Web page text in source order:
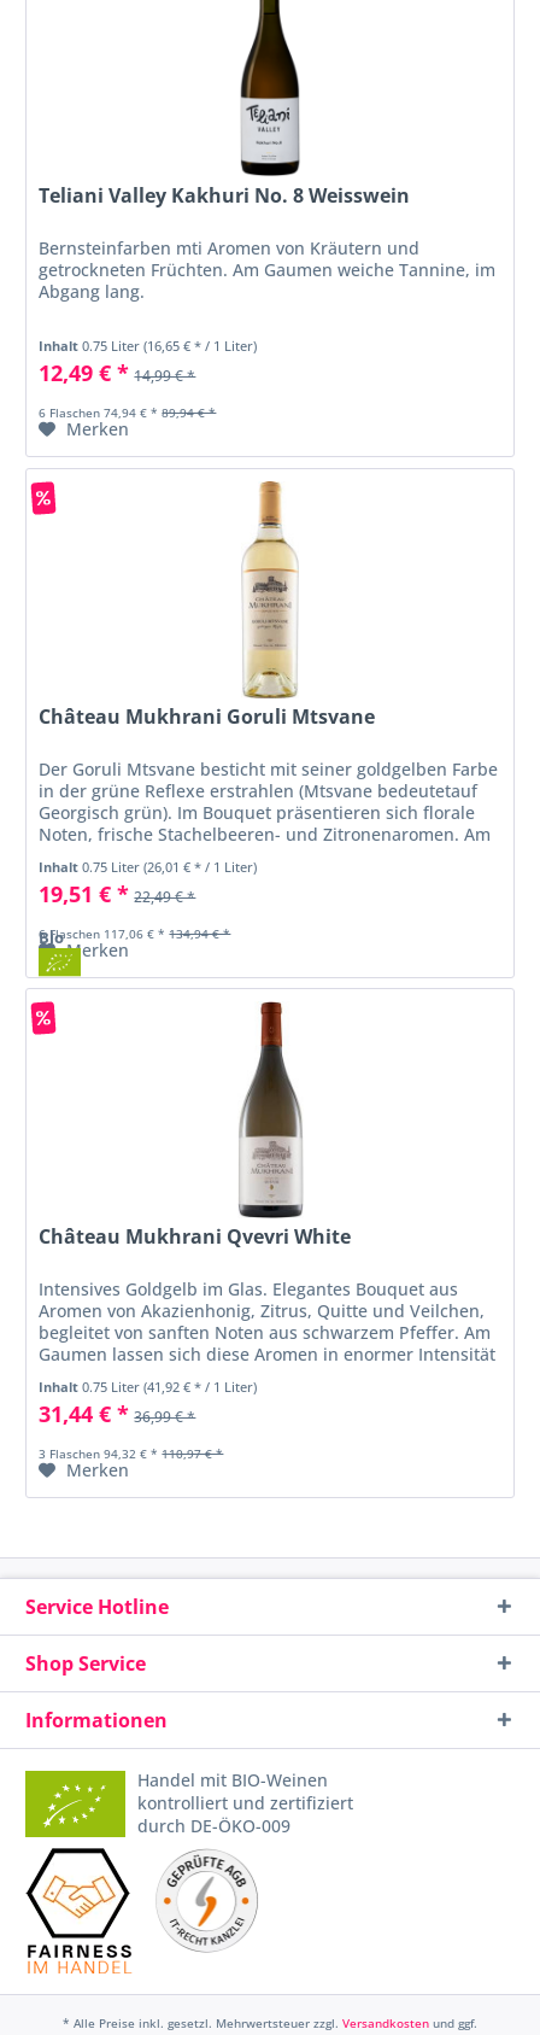
Teliani Valley Kakhuri No. 8 Weisswein
Bernsteinfarben mti Aromen von Kräutern und
getrockneten Früchten. Am Gaumen weiche Tannine, im
Abgang lang.
Inhalt0.75 Liter(16,65 € * / 1 Liter)
12,49 € * 14,99 € *
6 Flaschen 74,94 € * 89,94 € *
Merken
Bio
Château Mukhrani Goruli Mtsvane
Der Goruli Mtsvane besticht mit seiner goldgelben Farbe
in der grüne Reflexe erstrahlen (Mtsvane bedeutetauf
Georgisch grün). Im Bouquet präsentieren sich florale
Noten, frische Stachelbeeren- und Zitronenaromen. Am
Inhalt0.75 Liter(26,01 € * / 1 Liter)
19,51 € * 22,49 € *
6 Flaschen 117,06 € * 134,94 € *
Merken
Château Mukhrani Qvevri White
Intensives Goldgelb im Glas. Elegantes Bouquet aus
Aromen von Akazienhonig, Zitrus, Quitte und Veilchen,
begleitet von sanften Noten aus schwarzem Pfeffer. Am
Gaumen lassen sich diese Aromen in enormer Intensität
wiederfinden. Weiche...
Inhalt0.75 Liter(41,92 € * / 1 Liter)
31,44 € * 36,99 € *
3 Flaschen 94,32 € * 110,97 € *
Merken
Service Hotline
Shop Service
Informationen
Handel mit BIO-Weinen
kontrolliert und zertifiziert
durch DE-ÖKO-009
* Alle Preise inkl. gesetzl. Mehrwertsteuer zzgl. Versandkosten und ggf.